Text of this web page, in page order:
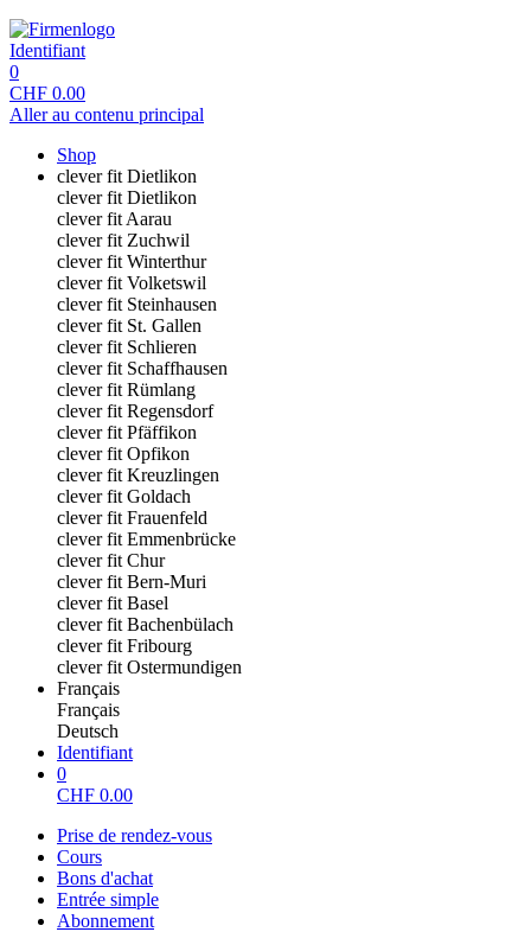
Identifiant
0
CHF 0.00
Aller au contenu principal
Shop
clever fit Dietlikon
clever fit Dietlikon
clever fit Aarau
clever fit Zuchwil
clever fit Winterthur
clever fit Volketswil
clever fit Steinhausen
clever fit St. Gallen
clever fit Schlieren
clever fit Schaffhausen
clever fit Rümlang
clever fit Regensdorf
clever fit Pfäffikon
clever fit Opfikon
clever fit Kreuzlingen
clever fit Goldach
clever fit Frauenfeld
clever fit Emmenbrücke
clever fit Chur
clever fit Bern-Muri
clever fit Basel
clever fit Bachenbülach
clever fit Fribourg
clever fit Ostermundigen
Français
Français
Deutsch
Identifiant
0
CHF 0.00
Prise de rendez-vous
Cours
Bons d'achat
Entrée simple
Abonnement